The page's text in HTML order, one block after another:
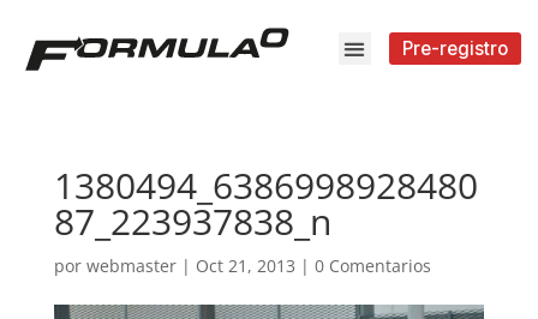
Pre-registro
1380494_6386998928480
87_223937838_n
por webmaster| Oct 21, 2013 | 0 Comentarios